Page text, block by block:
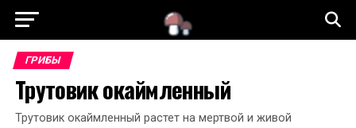
ГРИБЫ
Трутовик окаймленный
Трутовик окаймленный растет на мертвой и живой